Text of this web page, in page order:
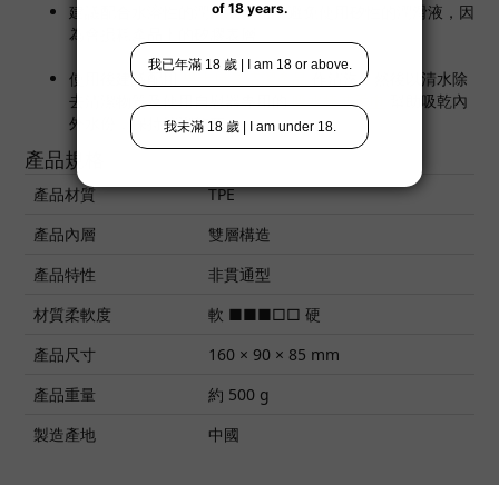
建議配合水溶性的潤滑液使用；避免使用矽性的潤滑液，因
為會損耗產品上的矽膠表層。
使用後建議配用 男士 玩具清潔產品
作清洗，然後以清水除
去清潔物質及使用自慰器專用的吸水棒或毛巾
幫助吸乾內
外水份，保持清潔乾爽。
產品規格
產品材質
TPE
產品內層
雙層構造
產品特性
非貫通型
材質柔軟度
軟 ■■■□□ 硬
產品尺寸
160 × 90 × 85 mm
產品重量
約 500 g
製造產地
中國